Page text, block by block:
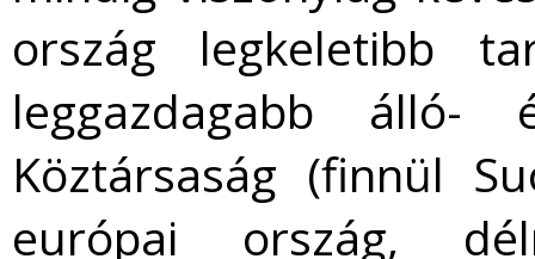
ország legkeletibb
leggazdagabb álló-
Köztársaság (finnül
európai ország,